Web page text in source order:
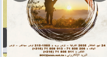
Rapport d'activités
2024